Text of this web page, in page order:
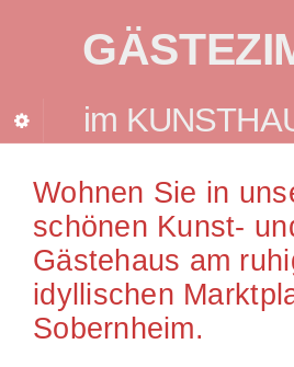
im
Wohnen Sie in
schönen Kunst-
Gästehaus am
idyllischen
Sobernheim.